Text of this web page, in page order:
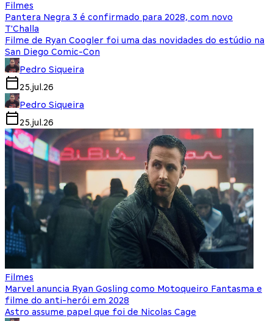
Filmes
Pantera Negra 3 é confirmado para 2028, com novo
T'Challa
Filme de Ryan Coogler foi uma das novidades do estúdio na
San Diego Comic-Con
Pedro Siqueira
25.jul.26
Pedro Siqueira
25.jul.26
Filmes
Marvel anuncia Ryan Gosling como Motoqueiro Fantasma e
filme do anti-herói em 2028
Astro assume papel que foi de Nicolas Cage